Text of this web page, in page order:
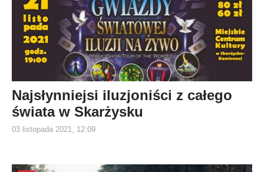
Najsłynniejsi iluzjoniści z całego
świata w Skarżysku
03 listopada 2021, 12:09